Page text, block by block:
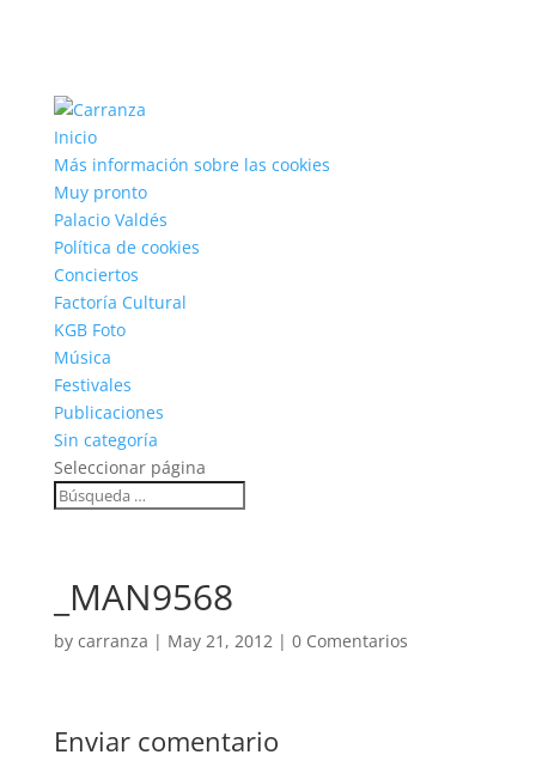
Inicio
Más información sobre las cookies
Muy pronto
Palacio Valdés
Política de cookies
Conciertos
Factoría Cultural
KGB Foto
Música
Festivales
Publicaciones
Sin categoría
Seleccionar página
_MAN9568
by carranza | May 21, 2012| 0 Comentarios
Enviar comentario